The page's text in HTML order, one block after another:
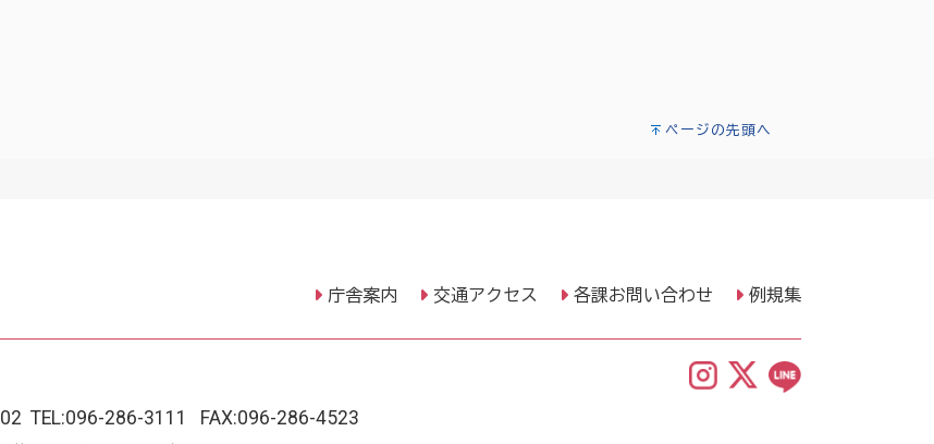
ページの先頭へ
庁舎案内 交通アクセス 各課お問い合わせ 例規集
TEL:096-286-3111 FAX:096-286-4523